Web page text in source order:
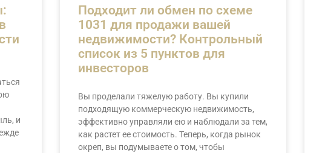
и
Подходит ли обмен по схеме
1031 для продажи вашей
недвижимости? Контрольный
список из 5 пунктов для
инвесторов
Вы проделали тяжелую работу. Вы купили
подходящую коммерческую недвижимость,
эффективно управляли ею и наблюдали за тем,
как растет ее стоимость. Теперь, когда рынок
окреп, вы подумываете о том, чтобы